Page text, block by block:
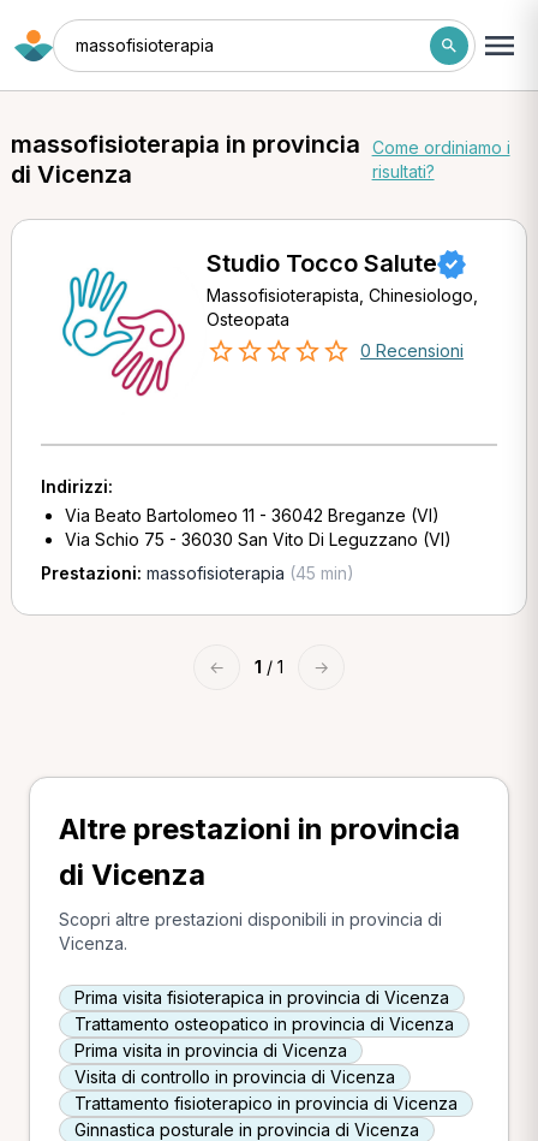
massofisioterapia
massofisioterapia in provincia
di Vicenza
Come ordiniamo i
risultati?
Studio Tocco Salute
Massofisioterapista, Chinesiologo,
Osteopata
0 Recensioni
Indirizzi:
Via Beato Bartolomeo 11 - 36042 Breganze (VI)
Via Schio 75 - 36030 San Vito Di Leguzzano (VI)
Prestazioni: massofisioterapia (45 min)
← 1 / 1 →
Altre prestazioni in provincia
di Vicenza
Scopri altre prestazioni disponibili in provincia di
Vicenza.
Prima visita fisioterapica in provincia di Vicenza
Trattamento osteopatico in provincia di Vicenza
Prima visita in provincia di Vicenza
Visita di controllo in provincia di Vicenza
Trattamento fisioterapico in provincia di Vicenza
Ginnastica posturale in provincia di Vicenza